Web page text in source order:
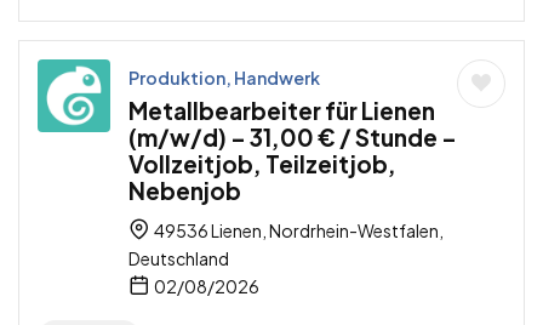
Produktion, Handwerk
Metallbearbeiter für Lienen
(m/w/d) – 31,00 € / Stunde –
Vollzeitjob, Teilzeitjob,
Nebenjob
49536 Lienen, Nordrhein-Westfalen,
Deutschland
02/08/2026